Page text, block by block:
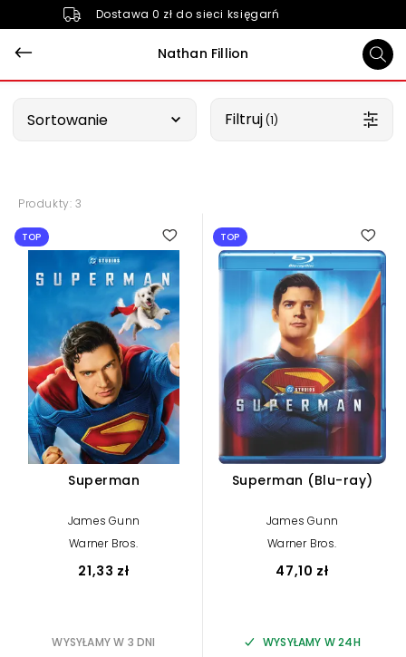
Dostawa 0 zł do sieci księgarń
Nathan Fillion
Sortowanie Filtruj (1)
Produkty: 3
TOP 1.00
Superman
James Gunn
Warner Bros.
21,33 zł
WYSYŁAMY W 3 DNI
TOP 1.00
Superman (Blu-ray)
James Gunn
Warner Bros.
47,10 zł
WYSYŁAMY W 24H